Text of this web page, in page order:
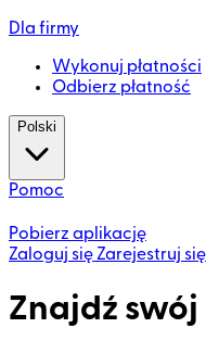
Dla firmy
Wykonuj płatności
Odbierz płatność
Polski
Pomoc
Pobierz aplikację
Zaloguj się Zarejestruj się
Znajdź swój